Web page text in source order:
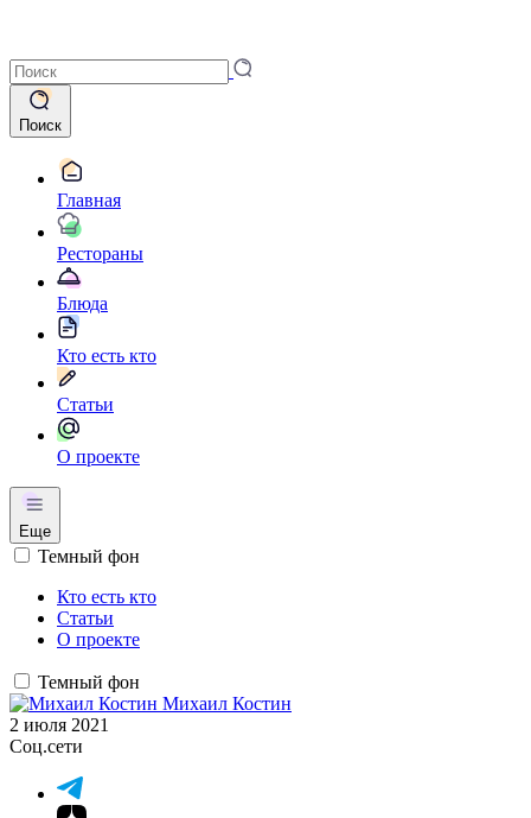
Поиск
Главная
Рестораны
Блюда
Кто есть кто
Статьи
О проекте
Еще
Темный фон
Кто есть кто
Статьи
О проекте
Темный фон
Михаил Костин
2 июля 2021
Соц.сети